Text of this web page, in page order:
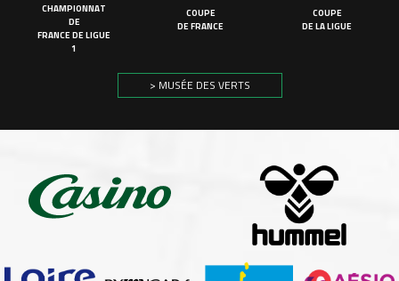
CHAMPIONNAT
DE
FRANCE DE LIGUE
1
COUPE
DE FRANCE
COUPE
DE LA LIGUE
> MUSÉE DES VERTS